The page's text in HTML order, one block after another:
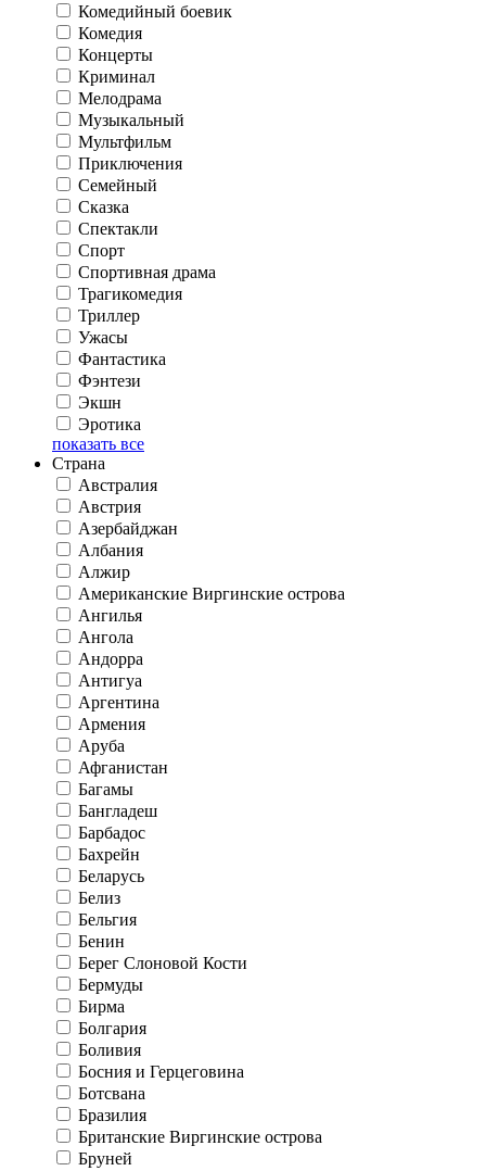
Комедийный боевик
Комедия
Концерты
Криминал
Мелодрама
Музыкальный
Мультфильм
Приключения
Семейный
Сказка
Спектакли
Спорт
Спортивная драма
Трагикомедия
Триллер
Ужасы
Фантастика
Фэнтези
Экшн
Эротика
показать все
Страна
Австралия
Австрия
Азербайджан
Албания
Алжир
Американские Виргинские острова
Ангилья
Ангола
Андорра
Антигуа
Аргентина
Армения
Аруба
Афганистан
Багамы
Бангладеш
Барбадос
Бахрейн
Беларусь
Белиз
Бельгия
Бенин
Берег Слоновой Кости
Бермуды
Бирма
Болгария
Боливия
Босния и Герцеговина
Ботсвана
Бразилия
Британские Виргинские острова
Бруней